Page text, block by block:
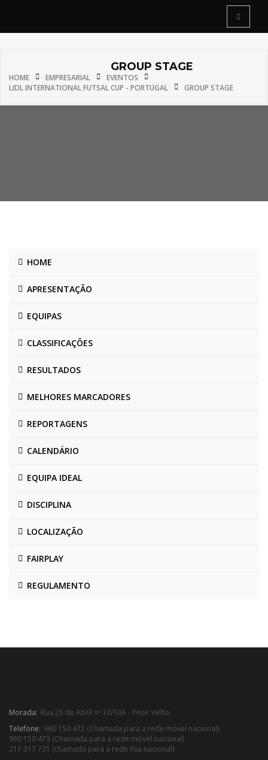
GROUP STAGE
HOME EMPRESARIAL
EVENTOS
LIDL INTERNATIONAL FUTSAL CUP - PORTUGAL
GROUP STAGE
HOME
APRESENTAÇÃO
EQUIPAS
CLASSIFICAÇÕES
RESULTADOS
MELHORES MARCADORES
REPORTAGENS
CALENDÁRIO
EQUIPA IDEAL
DISCIPLINA
LOCALIZAÇÃO
FAIRPLAY
REGULAMENTO
Morada: Rua 25 de Abril nº 10/10A - Prior Velho
Telefone: 960 150 472 (Chamada para a rede móvel nacional)
960 150 473 (Chamada para a rede móvel nacional)
211 317 731 (chamada para a rede fixa nacional)